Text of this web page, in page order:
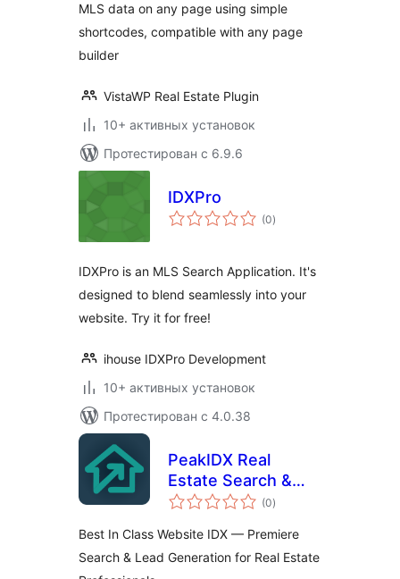
MLS data on any page using simple
shortcodes, compatible with any page
builder
VistaWP Real Estate Plugin
10+ активных установок
Протестирован с 6.9.6
IDXPro
(0общий
рейтинг
)
IDXPro is an MLS Search Application. It's
designed to blend seamlessly into your
website. Try it for free!
ihouse IDXPro Development
10+ активных установок
Протестирован с 4.0.38
PeakIDX Real
Estate Search &
Lead Generation
(0общий
рейтинг
)
Best In Class Website IDX — Premiere
Search & Lead Generation for Real Estate